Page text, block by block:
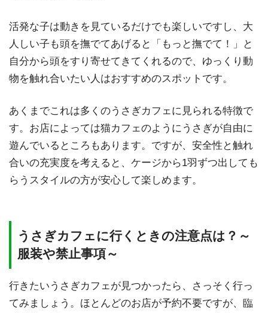
活発な子は動きを見ているだけでも楽しいですし、大
人しい子も頭を撫でてあげると「もっと撫でて！」と
自分から頭をすり寄せてきてくれるので、ゆっくり動
物を触れ合いたい人はおすすめのスポットです。
あくまでこれは多くのうさぎカフェに見られる特徴で
す。お店によっては猫カフェのようにうさぎが自由に
遊んでいるところもあります。ですが、安全性と触れ
合いの充実度を考えると、ケージから1羽ずつ出しても
らうスタイルの方が安心して楽しめます。
うさぎカフェに行くときの注意点は？～
服装や禁止事項～
行きたいうさぎカフェが見つかったら、さっそく行っ
てみましょう。ほとんどのお店が予約不要ですが、臨